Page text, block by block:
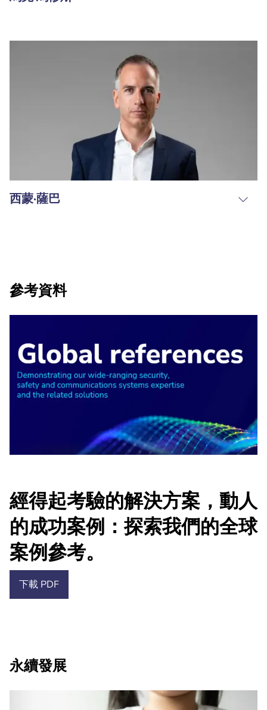
西蒙·薩巴
參考資料
經得起考驗的解決方案，動人
的成功案例：探索我們的全球
案例參考。
下載 PDF
永續發展